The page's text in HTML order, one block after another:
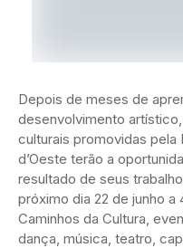
Depois de meses de
desenvolvimento
culturais promovidas pela
d’Oeste terão a
resultado de seus
próximo dia 22 de junho
Caminhos da Cultura,
dança, música, teatro,